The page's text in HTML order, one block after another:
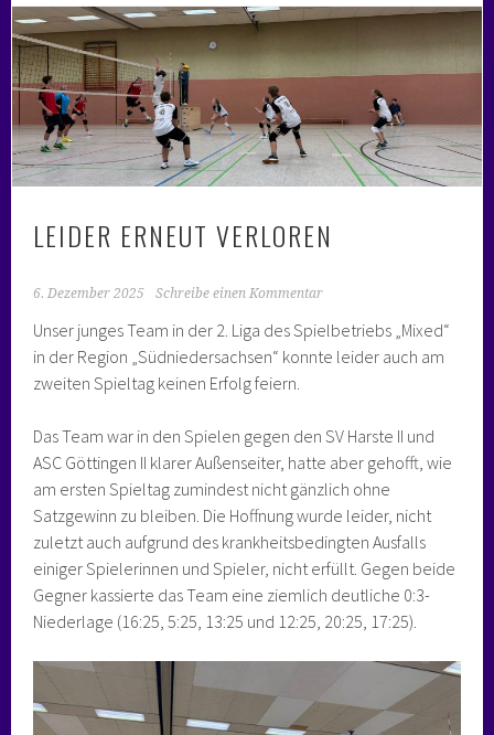
LEIDER ERNEUT VERLOREN
6. Dezember 2025 Schreibe einen Kommentar
Unser junges Team in der 2. Liga des Spielbetriebs „Mixed“
in der Region „Südniedersachsen“ konnte leider auch am
zweiten Spieltag keinen Erfolg feiern.
Das Team war in den Spielen gegen den SV Harste II und
ASC Göttingen II klarer Außenseiter, hatte aber gehofft, wie
am ersten Spieltag zumindest nicht gänzlich ohne
Satzgewinn zu bleiben. Die Hoffnung wurde leider, nicht
zuletzt auch aufgrund des krankheitsbedingten Ausfalls
einiger Spielerinnen und Spieler, nicht erfüllt. Gegen beide
Gegner kassierte das Team eine ziemlich deutliche 0:3-
Niederlage (16:25, 5:25, 13:25 und 12:25, 20:25, 17:25).